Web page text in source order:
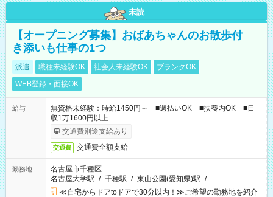
未読
【オープニング募集】おばあちゃんのお散歩付
き添いも仕事の1つ
派遣 職種未経験OK 社会人未経験OK
ブランクOK
WEB登録・面接OK
給与
無資格未経験：時給1450円～ ■週払いOK ■扶養内OK ■日
収1万1600円以上
交通費別途支給あり
交通費 交通費全額支給
勤務地
名古屋市千種区
名古屋大学駅 / 千種駅 / 東山公園(愛知県)駅 / …
≪自宅からドアtoドアで30分以内！≫ご希望の勤務地を紹介